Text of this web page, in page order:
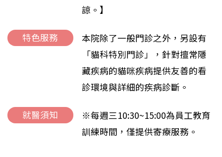
諒。】
特色服務
本院除了一般門診之外，另設有
「貓科特別門診」，針對擅常隱
藏疾病的貓咪疾病提供友善的看
診環境與詳細的疾病診斷。
就醫須知
※每週三10:30~15:00為員工教育
訓練時間，僅提供寄療服務。